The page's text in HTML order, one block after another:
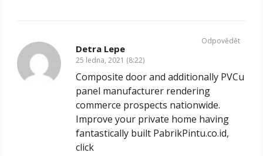
Detra Lepe
25 ledna, 2021 (8:22)
Composite door and additionally PVCu
panel manufacturer rendering
commerce prospects nationwide.
Improve your private home having
fantastically built PabrikPintu.co.id,
click
Odpovědět